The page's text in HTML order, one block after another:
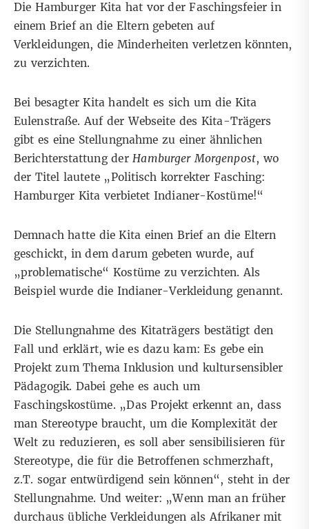
Die Hamburger Kita hat vor der Faschingsfeier in
einem Brief an die Eltern gebeten auf
Verkleidungen, die Minderheiten verletzen könnten,
zu verzichten.
Bei besagter Kita handelt es sich um die Kita
Eulenstraße. Auf derWebseite des Kita-Trägers
gibt es eine Stellungnahme zu einer ähnlichen
BerichterstattungderHamburger Morgenpost, wo
der Titel lautete „Politisch korrekter Fasching:
Hamburger Kita verbietet Indianer-Kostüme!“
Demnach hatte die Kita einen Brief an die Eltern
geschickt, in dem darum gebeten wurde, auf
„problematische“ Kostüme zu verzichten. Als
Beispiel wurde die Indianer-Verkleidung genannt.
Die Stellungnahme des Kitaträgers bestätigt den
Fall und erklärt, wie es dazu kam: Es gebe ein
Projekt zum Thema Inklusion und kultursensibler
Pädagogik. Dabei gehe es auch um
Faschingskostüme. „Das Projekt erkennt an, dass
man Stereotype braucht, um die Komplexität der
Welt zu reduzieren, es soll aber sensibilisieren für
Stereotype, die für die Betroffenen schmerzhaft,
z.T. sogar entwürdigend sein können“, steht in der
Stellungnahme. Und weiter: „Wenn man an früher
durchaus übliche Verkleidungen als Afrikaner mit